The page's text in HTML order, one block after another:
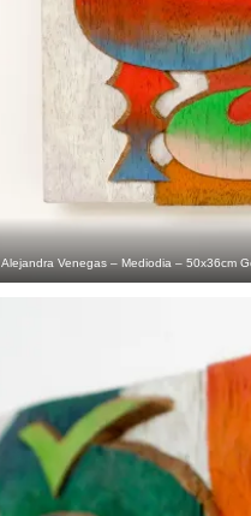
Alejandra Venegas – Mediodia – 50x36cm